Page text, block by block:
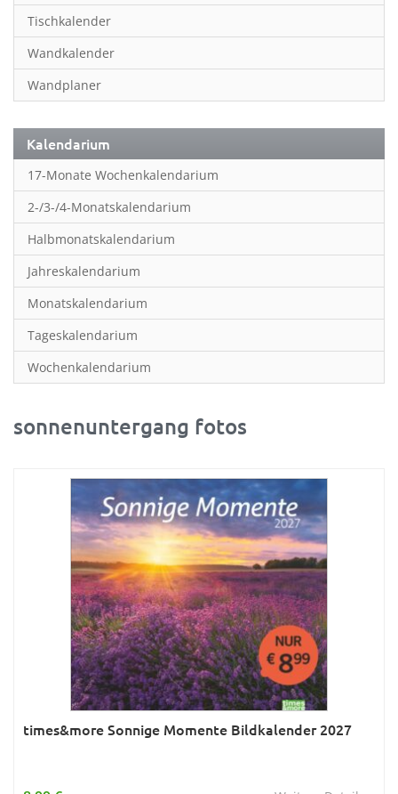
Inspiration & Entspannung
Inspiration & Spiritualität
Kinderkalender
Kunst
Länder & Städte
Landschaft & Natur
Lifestyle
Literatur
Manga & Animé
Neutrale Kalender
Partner- & Wandplaner
Planung & Organisation
Ratgeber
Sternzeichen & Mond
Verkehr & Technik
Was ist was
Wissen & Allgemeinbildung
Young Adult
Tischkalender
Wandkalender
Wandplaner
Kalendarium
17-Monate Wochenkalendarium
2-/3-/4-Monatskalendarium
Halbmonatskalendarium
Jahreskalendarium
Monatskalendarium
Tageskalendarium
Wochenkalendarium
sonnenuntergang fotos
times&more Sonnige Momente Bildkalender 2027